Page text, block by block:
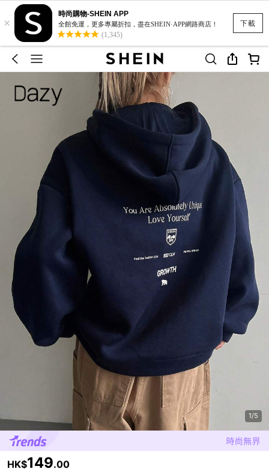
下載
×
時尚購物-SHEIN APP
全館免運，更多專屬折扣，盡在SHEIN·APP網路商店！
(1,345)
1/5
HK$149.00